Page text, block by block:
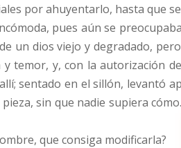
por ahuyentarlo, hasta que
pues aún se
un dios viejo y degradado,
temor, y, con la autorización
sentado en el sillón, levantó
sin que nadie supiera
que consiga modificarla?